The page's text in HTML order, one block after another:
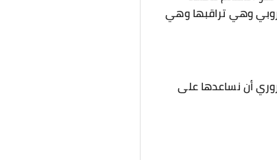
روبي وهي تراقبها وهي
أن نساعدها على